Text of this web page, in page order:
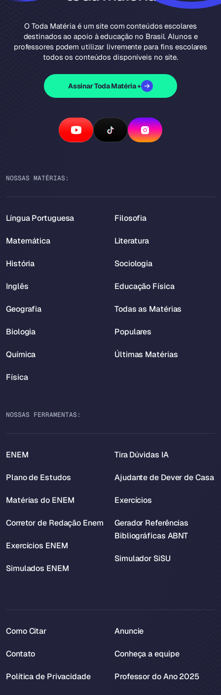
O Toda Matéria é um site com conteúdos escolares
destinados ao apoio à educação no Brasil. Alunos e
professores podem utilizar livremente para fins escolares
todos os conteúdos disponíveis no site.
Assinar Toda Matéria +
NOSSAS MATÉRIAS:
Língua Portuguesa
Matemática
História
Inglês
Geografia
Biologia
Química
Física
Filosofia
Literatura
Sociologia
Educação Física
Todas as Matérias
Populares
Últimas Matérias
NOSSAS FERRAMENTAS:
ENEM
Plano de Estudos
Matérias do ENEM
Corretor de Redação Enem
Exercícios ENEM
Simulados ENEM
Tira Dúvidas IA
Ajudante de Dever de Casa
Exercícios
Gerador Referências
Bibliográficas ABNT
Simulador SiSU
Como Citar
Contato
Política de Privacidade
Anuncie
Conheça a equipe
Professor do Ano 2025